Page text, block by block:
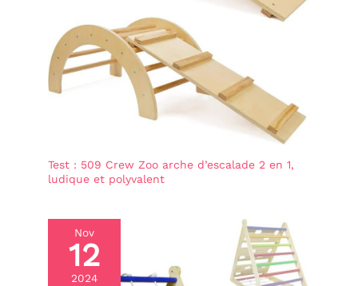
Test : 509 Crew Zoo arche d’escalade 2 en 1,
ludique et polyvalent
Nov
12
2024